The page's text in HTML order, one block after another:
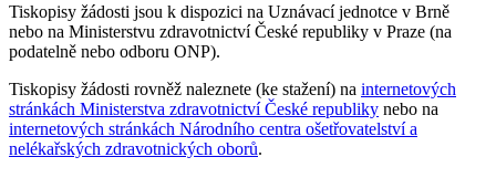
Tiskopisy žádosti jsou k dispozici na Uznávací jednotce v Brně
nebo na Ministerstvu zdravotnictví České republiky v Praze (na
podatelně nebo odboru ONP).
Tiskopisy žádosti rovněž naleznete (ke stažení) na internetových
stránkách Ministerstva zdravotnictví České republiky nebo na
internetových stránkách Národního centra ošetřovatelství a
nelékařských zdravotnických oborů.